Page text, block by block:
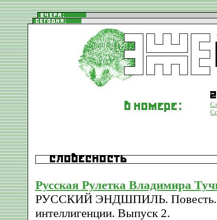
Русская Рулетка Владимира
РУССКИЙ ЭНДШПИЛЬ. Повесть.
интеллигенции. Выпуск 2.